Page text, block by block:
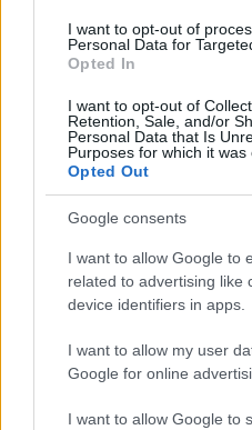
I want to opt-out of
Personal Data for
Opted In
I want to opt-out of
Retention, Sale, and/or
Personal Data that Is
Purposes for which it was
Opted Out
Google consents
I want to allow Google to
related to advertising like
device identifiers in apps.
I want to allow my user
Google for online
I want to allow Google to
Kaže se da je povjerenje
"Šešeljevim
ICTY se poziva da
ubrzali svi procesi te ga
privođenje pravdi
istinski i trajni proces
(FENA)